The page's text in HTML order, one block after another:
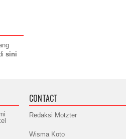
sini
CONTACT
Redaksi Motzter
Wisma Koto